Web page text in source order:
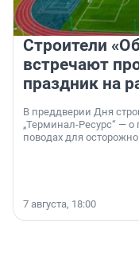
Строители
встречают
праздник на
В преддверии Дня
„Терминал-Ресурс“ —
поводах для
7 августа, 18:00